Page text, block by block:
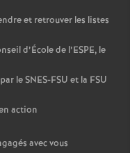
et retrouver les listes
d’École de l’ESPE, le
le SNES-FSU et la FSU
action
avec vous